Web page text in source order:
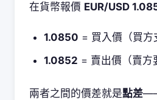
在貨幣報價 EUR/USD
1.0850 = 買入價（買方
1.0852 = 賣出價（賣方
兩者之間的價差就是點差